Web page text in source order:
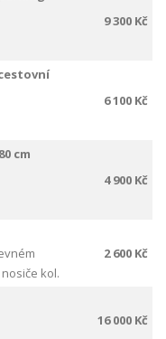
9 300 Kč
6 100 Kč
cm
4 900 Kč
kol.
2 600 Kč
16 000 Kč